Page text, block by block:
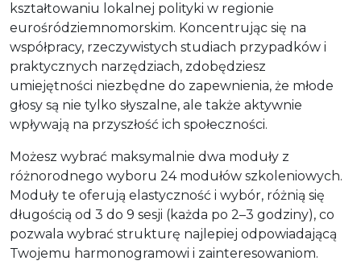
kształtowaniu lokalnej polityki w regionie
eurośródziemnomorskim. Koncentrując się na
współpracy, rzeczywistych studiach przypadków i
praktycznych narzędziach, zdobędziesz
umiejętności niezbędne do zapewnienia, że młode
głosy są nie tylko słyszalne, ale także aktywnie
wpływają na przyszłość ich społeczności.
Możesz wybrać maksymalnie dwa moduły z
różnorodnego wyboru 24 modułów szkoleniowych.
Moduły te oferują elastyczność i wybór, różnią się
długością od 3 do 9 sesji (każda po 2–3 godziny), co
pozwala wybrać strukturę najlepiej odpowiadającą
Twojemu harmonogramowi i zainteresowaniom.